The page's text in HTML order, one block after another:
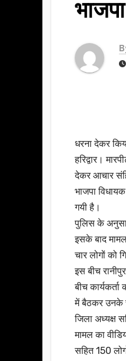
धरना देकर
हरिद्वार।
देकर आचार
भाजपा
गयी है।
पुलिस के
इसके बाद
चार लोगों को
इस बीच
बीच
में बैठकर उनके
जिला अध्यक्ष
मामल का
सहित 150